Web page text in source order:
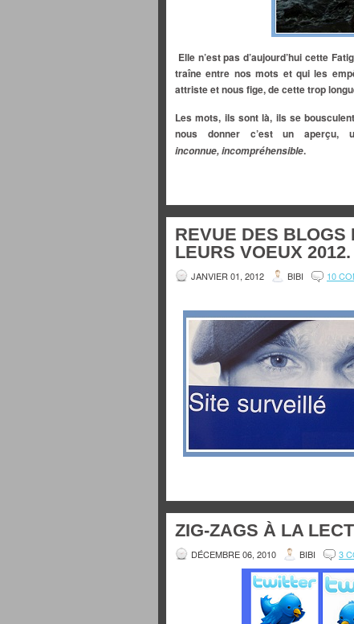
Elle n’est pas d’aujourd’hui cette
traîne entre nos mots et qui les
attriste et nous fige, de cette trop
Les mots, ils sont là, ils se
nous donner c’est un aperçu,
inconnue,incompréhensible.
REVUE DES BLOGS
LEURS VOEUX 2012.
JANVIER 01, 2012 BIBI 10
ZIG-ZAGS À LA
DÉCEMBRE 06, 2010 BIBI 3